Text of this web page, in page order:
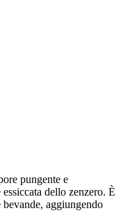
pungente e
dello zenzero. È
aggiungendo